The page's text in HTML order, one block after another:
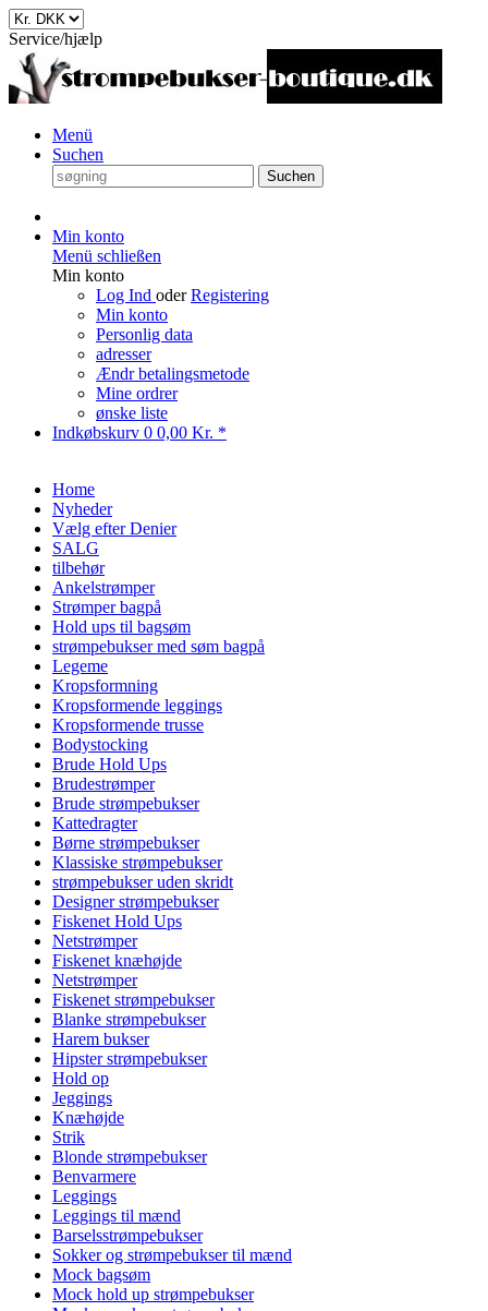
Service/hjælp
Menü
Suchen
Suchen
Min konto
Menü schließen
Min konto
Log Ind oderRegistering
Min konto
Personlig data
adresser
Ændr betalingsmetode
Mine ordrer
ønske liste
Indkøbskurv 0 0,00 Kr. *
Home
Nyheder
Vælg efter Denier
SALG
tilbehør
Ankelstrømper
Strømper bagpå
Hold ups til bagsøm
strømpebukser med søm bagpå
Legeme
Kropsformning
Kropsformende leggings
Kropsformende trusse
Bodystocking
Brude Hold Ups
Brudestrømper
Brude strømpebukser
Kattedragter
Børne strømpebukser
Klassiske strømpebukser
strømpebukser uden skridt
Designer strømpebukser
Fiskenet Hold Ups
Netstrømper
Fiskenet knæhøjde
Netstrømper
Fiskenet strømpebukser
Blanke strømpebukser
Harem bukser
Hipster strømpebukser
Hold op
Jeggings
Knæhøjde
Strik
Blonde strømpebukser
Benvarmere
Leggings
Leggings til mænd
Barselsstrømpebukser
Sokker og strømpebukser til mænd
Mock bagsøm
Mock hold up strømpebukser